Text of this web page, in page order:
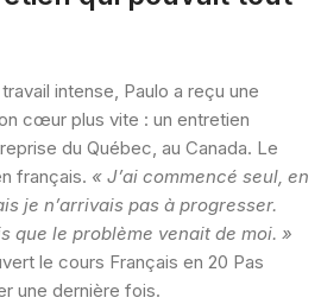
intense, Paulo a reçu une
cœur plus vite : un entretien
du Québec, au Canada. Le
français. « J’ai commencé seul, en
je n’arrivais pas à progresser.
que le problème venait de moi. »
le cours Français en 20 Pas
une dernière fois.